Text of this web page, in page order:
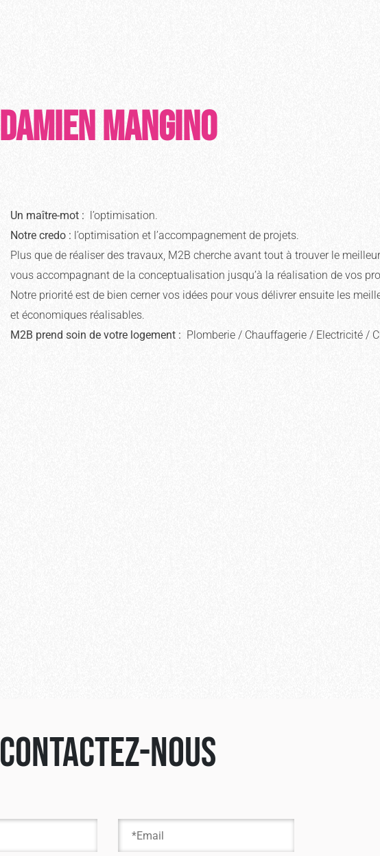
Damien MANGINO
Un maître-mot : l’optimisation.
Notre credo : l’optimisation et l’accompagnement de projets.
Plus que de réaliser des travaux, M2B cherche avant tout à trouver le
vous accompagnant de la conceptualisation jusqu’à la réalisation de vos
Notre priorité est de bien cerner vos idées pour vous délivrer ensuite les
et économiques réalisables.
M2B prend soin de votre logement : Plomberie / Chauffagerie / Electricité /
Contactez-nous